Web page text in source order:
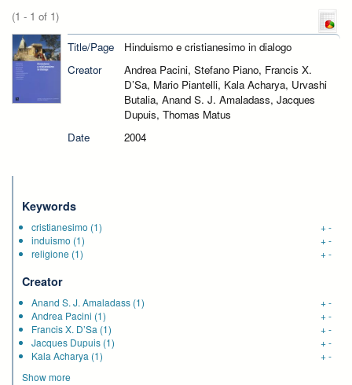
(1 - 1 of 1)
Title/Page
Hinduismo e cristianesimo in dialogo
Creator
Andrea Pacini, Stefano Piano, Francis X.
D’Sa, Mario Piantelli, Kala Acharya, Urvashi
Butalia, Anand S. J. Amaladass, Jacques
Dupuis, Thomas Matus
Date
2004
Keywords
cristianesimo (1) +-
induismo (1) +-
religione (1) +-
Creator
Anand S. J. Amaladass (1) +-
Andrea Pacini (1) +-
Francis X. D’Sa (1) +-
Jacques Dupuis (1) +-
Kala Acharya (1) +-
Show more